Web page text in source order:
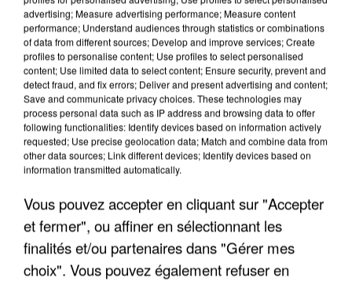
APRÈS TOUTES CES CANICULES, LES REFUGES
DE FAUNE SAUVAGE SONT...
advertising; Measure advertising performance; Measure content
performance; Understand audiences through statistics or combinations
of data from different sources; Develop and improve services; Create
profiles to personalise content; Use profiles to select personalised
content; Use limited data to select content; Ensure security, prevent and
detect fraud, and fix errors; Deliver and present advertising and content;
Save and communicate privacy choices. These technologies may
process personal data such as IP address and browsing data to offer
following functionalities: Identify devices based on information actively
requested; Use precise geolocation data; Match and combine data from
other data sources; Link different devices; Identify devices based on
information transmitted automatically.
Vous pouvez accepter en cliquant sur "Accepter
et fermer", ou affiner en sélectionnant les
finalités et/ou partenaires dans "Gérer mes
choix". Vous pouvez également refuser en